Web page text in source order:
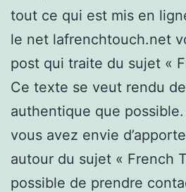
tout ce qui est mis en
le net lafrenchtouch.net
post qui traite du sujet «
Ce texte se veut rendu
authentique que
vous avez envie
autour du sujet « French
possible de prendre